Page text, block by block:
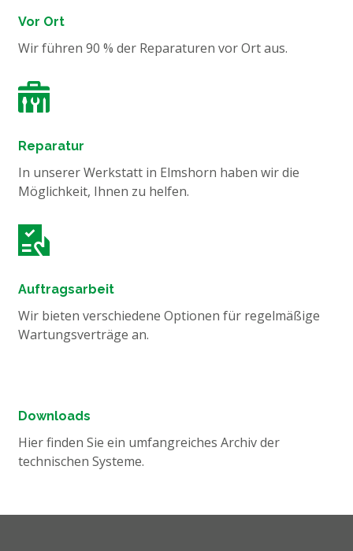
Vor Ort
Wir führen 90 % der Reparaturen vor Ort aus.
Reparatur
In unserer Werkstatt in Elmshorn haben wir die
Möglichkeit, Ihnen zu helfen.
Auftragsarbeit
Wir bieten verschiedene Optionen für regelmäßige
Wartungsverträge an.
Downloads
Hier finden Sie ein umfangreiches Archiv der
technischen Systeme.